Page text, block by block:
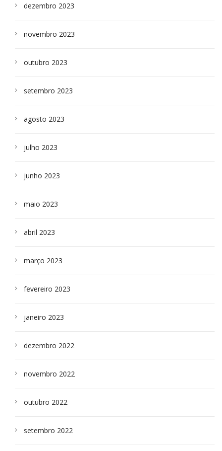
dezembro 2023
novembro 2023
outubro 2023
setembro 2023
agosto 2023
julho 2023
junho 2023
maio 2023
abril 2023
março 2023
fevereiro 2023
janeiro 2023
dezembro 2022
novembro 2022
outubro 2022
setembro 2022